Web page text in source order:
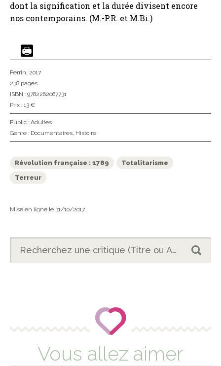
dont la signification et la durée divisent encore
nos contemporains. (M.-P.R. et M.Bi.)
Perrin, 2017
238 pages
ISBN : 9782262067731
Prix : 13 €
Public : Adultes
Genre : Documentaires, Histoire
Révolution française : 1789
Totalitarisme
Terreur
Mise en ligne le 31/10/2017
Vous allez aimer